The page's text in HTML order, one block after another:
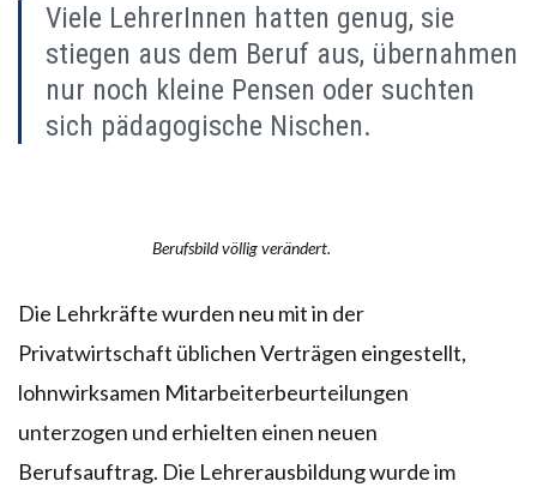
Viele LehrerInnen hatten genug, sie
stiegen aus dem Beruf aus, übernahmen
nur noch kleine Pensen oder suchten
sich pädagogische Nischen.
Berufsbild völlig verändert.
Die Lehrkräfte wurden neu mit in der
Privatwirtschaft üblichen Verträgen eingestellt,
lohnwirksamen Mitarbeiterbeurteilungen
unterzogen und erhielten einen neuen
Berufsauftrag. Die Lehrerausbildung wurde im